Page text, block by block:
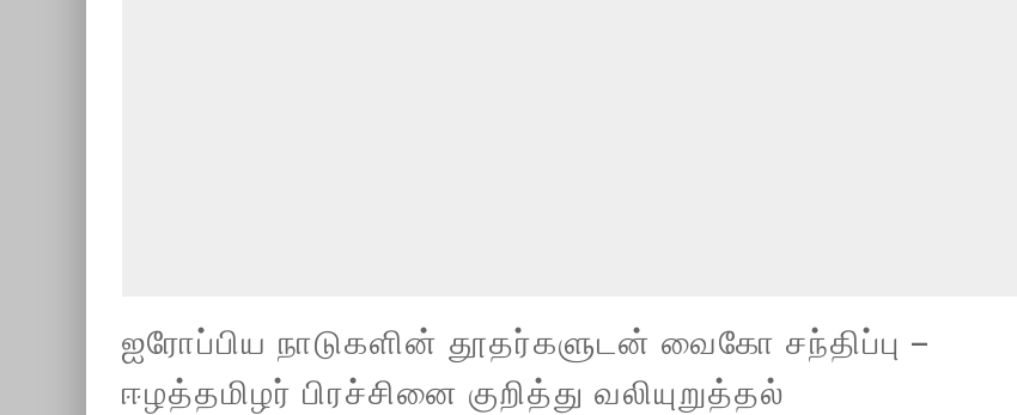
ஐரோப்பிய நாடுகளின் தூதர்களுடன் வைகோ சந்திப்பு –
ஈழத்தமிழர் பிரச்சினை குறித்து வலியுறுத்தல்